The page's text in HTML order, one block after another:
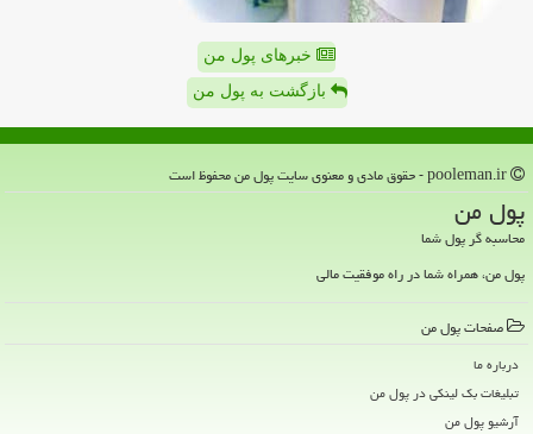
خبرهای پول من
بازگشت به پول من
پول من
محاسبه گر پول شما
پول من، همراه شما در راه موفقیت مالی
صفحات پول من
درباره ما
تبلیغات بک لینکی در پول من
آرشیو پول من